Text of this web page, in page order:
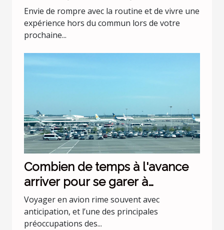
escapade ?
Envie de rompre avec la routine et de vivre une
expérience hors du commun lors de votre
prochaine...
Combien de temps à l'avance
arriver pour se garer à
l'aéroport Lyon Saint Exupéry ?
Voyager en avion rime souvent avec
anticipation, et l’une des principales
préoccupations des...